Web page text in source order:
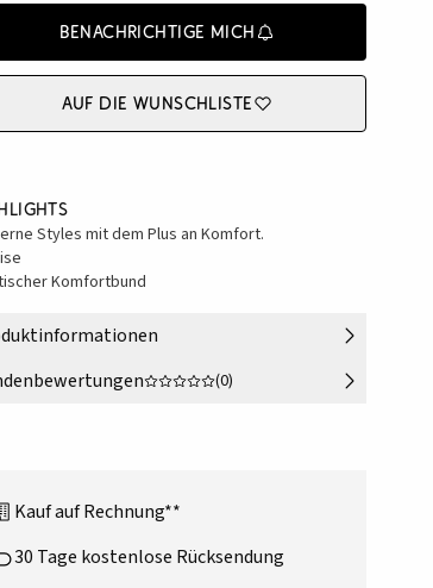
Benachrichtige mich
Auf die Wunschliste
Styles mit dem Plus an Komfort.
Komfortbund
(0)
Kauf auf Rechnung**
30 Tage kostenlose Rücksendung